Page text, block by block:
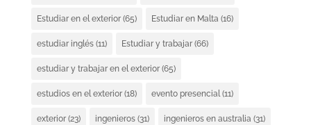
Estudiar en el exterior(65) Estudiar en Malta (16)
estudiar inglés(11) Estudiar y trabajar(66)
estudiar y trabajar en el exterior(65)
estudios en el exterior(18) evento presencial(11)
exterior(23) ingenieros(31) ingenieros en australia (31)